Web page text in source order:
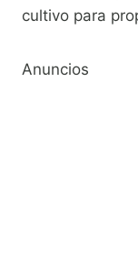
cultivo para
Anuncios